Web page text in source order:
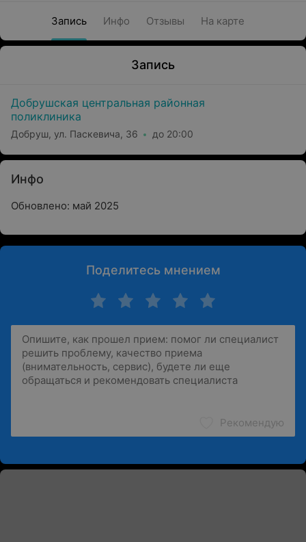
Запись Инфо Отзывы На карте
Запись
Добрушская центральная районная
поликлиника
Добруш, ул. Паскевича, 36 до 20:00
Инфо
Обновлено: май 2025
Поделитесь мнением
Рекомендую